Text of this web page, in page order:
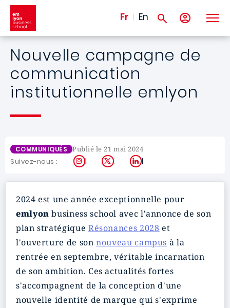
Aller au contenu principal
Fr En
Nouvelle campagne de
communication
institutionnelle emlyon
COMMUNIQUÉS Publié le 21 mai 2024
Suivez-nous : Instagram
X LinkedIn
2024 est une année exceptionnelle pour
emlyon business school avec l'annonce de son
plan stratégique Résonances 2028 et
l'ouverture de sonnouveau campus à la
rentrée en septembre, véritable incarnation
de son ambition. Ces actualités fortes
s'accompagnent de la conception d'une
nouvelle identité de marque qui s'exprime